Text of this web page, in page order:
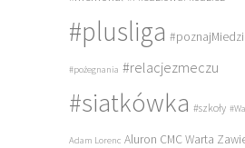
#plusliga
#pożegnania #relacjezmeczu
#siatkówka #szkoły
Adam Lorenc Aluron CMC Warta